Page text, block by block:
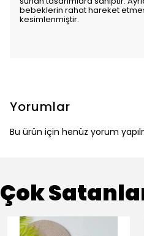
bebeklerin rahat hareket
kesimlenmiştir.
Yorumlar
Bu ürün için henüz yorum
Çok